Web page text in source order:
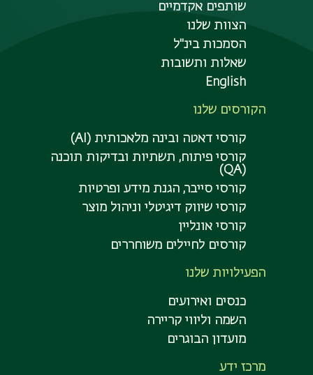
מרכז ידע
הפעילויות שלנו
כנסים ואירועים
השמה וליווי קריירה
מועדון הבוגרים
הקורסים שלנו
קורסי דאטה ובינה מלאכותית (AI)
קורסי פיתוח, תשתיות ובדיקות תוכנה
(QA)
קורסי סייבר, הגנת מידע ופרטיות
קורסי שיווק דיגיטלי וניהול מוצר
קורסי אונליין
קורסים לחיילים משוחררים
שותפים אקדמיים
הצוות שלנו
הסמכות בינ"ל
שאלות ותשובות
English